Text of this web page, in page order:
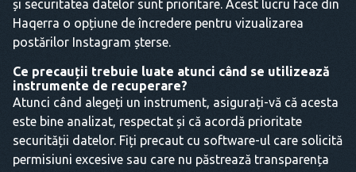
și securitatea datelor sunt prioritare. Acest lucru face din
Haqerra o opțiune de încredere pentru vizualizarea
postărilor Instagram șterse.
Ce precauții trebuie luate atunci când se utilizează
instrumente de recuperare?
Atunci când alegeți un instrument, asigurați-vă că acesta
este bine analizat, respectat și că acordă prioritate
securității datelor. Fiți precaut cu software-ul care solicită
permisiuni excesive sau care nu păstrează transparența